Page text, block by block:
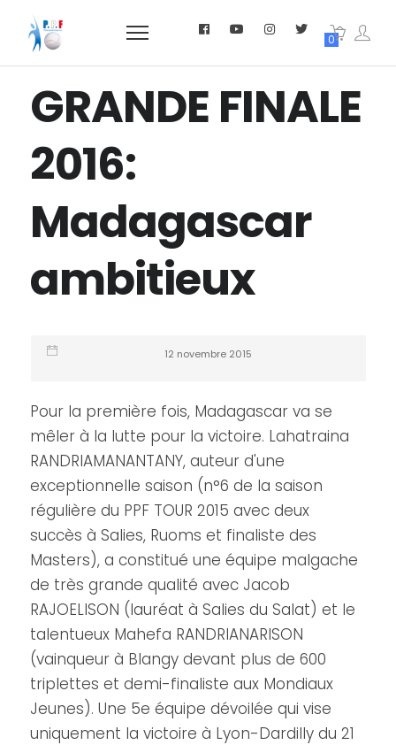
0
GRANDE FINALE
2016:
Madagascar
ambitieux
12 novembre 2015
Pour la première fois, Madagascar va se
mêler à la lutte pour la victoire. Lahatraina
RANDRIAMANANTANY, auteur d'une
exceptionnelle saison (n°6 de la saison
régulière du PPF TOUR 2015 avec deux
succès à Salies, Ruoms et finaliste des
Masters), a constitué une équipe malgache
de très grande qualité avec Jacob
RAJOELISON (lauréat à Salies du Salat) et le
talentueux Mahefa RANDRIANARISON
(vainqueur à Blangy devant plus de 600
triplettes et demi-finaliste aux Mondiaux
Jeunes). Une 5e équipe dévoilée qui vise
uniquement la victoire à Lyon-Dardilly du 21